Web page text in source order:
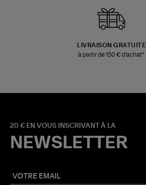
LIVRAISON GRATUITE
à partir de 150 € d'achat*
20 € EN VOUS INSCRIVANT À LA
NEWSLETTER